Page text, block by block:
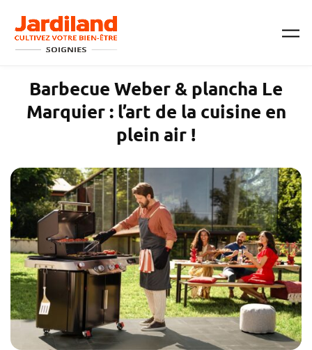
Barbecue Weber & plancha Le
Marquier : l’art de la cuisine en
plein air !